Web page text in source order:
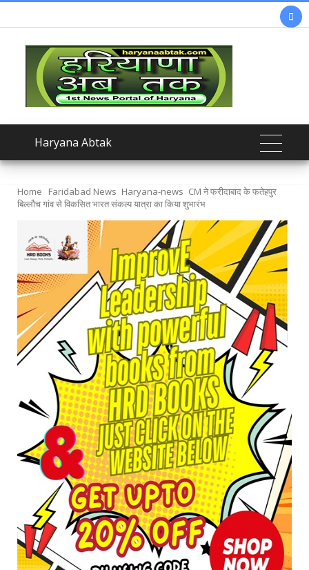

Haryana Abtak
Home Faridabad News Haryana-news CM ने फरीदाबाद के फतेहपुर
बिल्लौच गांव से विकसित भारत संकल्प यात्रा का किया शुभारंभ